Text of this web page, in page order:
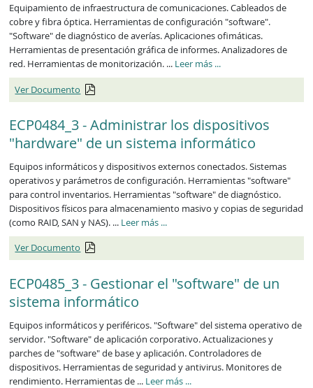
Equipamiento de infraestructura de comunicaciones. Cableados de
cobre y fibra óptica. Herramientas de configuración "software".
"Software" de diagnóstico de averías. Aplicaciones ofimáticas.
Herramientas de presentación gráfica de informes. Analizadores de
red. Herramientas de monitorización. ... Leer más ECP0230_3
...
Ver Documento
ECP0484_3 - Administrar los dispositivos
"hardware" de un sistema informático
Equipos informáticos y dispositivos externos conectados. Sistemas
operativos y parámetros de configuración. Herramientas "software"
para control inventarios. Herramientas "software" de diagnóstico.
Dispositivos físicos para almacenamiento masivo y copias de seguridad
(como RAID, SAN y NAS). ... Leer más ECP0484_3
...
Ver Documento
ECP0485_3 - Gestionar el "software" de un
sistema informático
Equipos informáticos y periféricos. "Software" del sistema operativo de
servidor. "Software" de aplicación corporativo. Actualizaciones y
parches de "software" de base y aplicación. Controladores de
dispositivos. Herramientas de seguridad y antivirus. Monitores de
rendimiento. Herramientas de ... Leer más ECP0485_3
...